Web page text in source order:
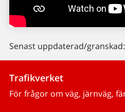
Senast uppdaterad/
Trafikverket
För frågor om väg, järnväg,